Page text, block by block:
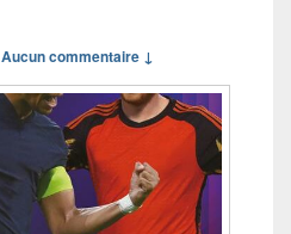
Aucun commentaire ↓